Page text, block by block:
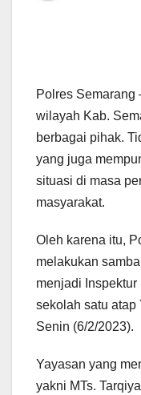
Polres Semarang
wilayah Kab.
berbagai pihak.
yang juga
situasi di masa
masyarakat.
Oleh karena itu,
melakukan
menjadi
sekolah satu atap
Senin (6/2/2023).
Yayasan yang
yakni MTs.